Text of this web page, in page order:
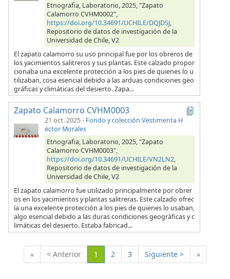
Etnografia, Laboratorio, 2025, "Zapato
Calamorro CVHM0002",
https://doi.org/10.34691/UCHILE/DQJDSJ,
Repositorio de datos de investigación de la
Universidad de Chile, V2
El zapato calamorro su uso principal fue por los obreros de
los yacimientos salitreros y sus plantas. Este calzado propor
cionaba una excelente protección a los pies de quienes lo u
tilizaban, cosa esencial debido a las arduas condiciones geo
gráficas y climáticas del desierto. Zapa...
Zapato Calamorro CVHM0003
21 oct. 2025- Fondo y colección Vestimenta H
éctor Morales
Etnografia, Laboratorio, 2025, "Zapato
Calamorro CVHM0003",
https://doi.org/10.34691/UCHILE/VN2LN2,
Repositorio de datos de investigación de la
Universidad de Chile, V2
El zapato calamorro fue utilizado principalmente por obrer
os en los yacimientos y plantas salitreras. Este calzado ofrec
ía una excelente protección a los pies de quienes lo usaban,
algo esencial debido a las duras condiciones geográficas y c
limáticas del desierto. Estaba fabricad...
« < Anterior 1 (Actual)
2 3 Siguiente > »